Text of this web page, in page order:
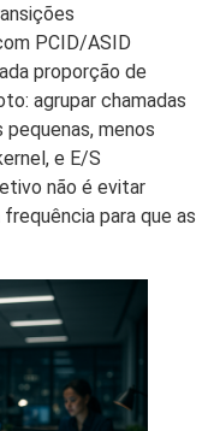
PCID/ASID
proporção de
agrupar chamadas
menos
e E/S
não é evitar
para que as